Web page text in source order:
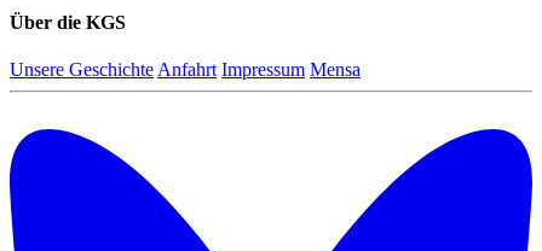
Über die KGS
Unsere Geschichte Anfahrt Impressum Mensa